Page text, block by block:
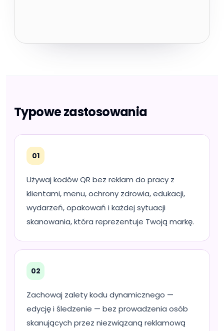
Typowe zastosowania
01
Używaj kodów QR bez reklam do pracy z
klientami, menu, ochrony zdrowia, edukacji,
wydarzeń, opakowań i każdej sytuacji
skanowania, która reprezentuje Twoją markę.
02
Zachowaj zalety kodu dynamicznego —
edycję i śledzenie — bez prowadzenia osób
skanujących przez niezwiązaną reklamową